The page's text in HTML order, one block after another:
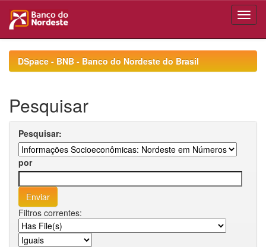
navigationDSpace - BNB - Banco do Nordeste do Brasil
Pesquisar
Pesquisar:
por
Filtros correntes: